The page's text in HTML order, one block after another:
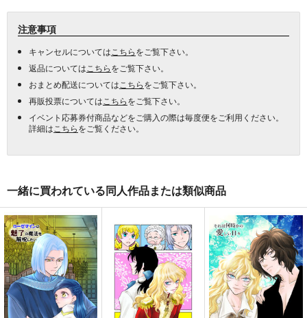
注意事項
キャンセルについては こちらをご覧下さい。
返品については こちらをご覧下さい。
おまとめ配送については こちらをご覧下さい。
再販投票については こちらをご覧下さい。
イベント応募券付商品などをご購入の際は毎度便をご利用ください。
詳細は こちらをご覧ください。
一緒に買われている同人作品または類似商品